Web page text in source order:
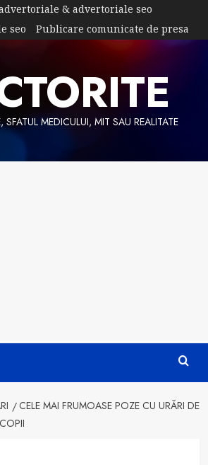
& advertoriale seo
seo
Publicare comunicate de presa
SFATUL MEDICULUI, MIT SAU REALITATE
CELE MAI FRUMOASE POZE CU URĂRI DE